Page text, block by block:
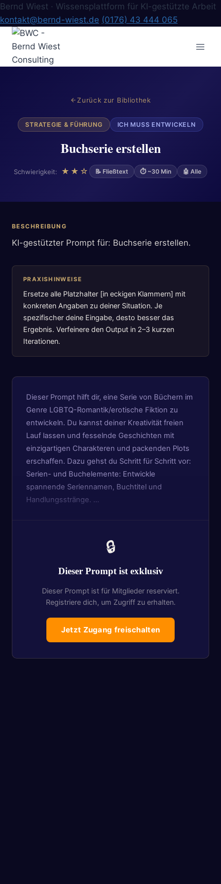
Bernd Wiest · Wissensplattform für KI-gestützte Arbeit
kontakt@bernd-wiest.de (0176) 43 444 065
Zum
Inhalt
springen
Zurück zur Bibliothek
STRATEGIE & FÜHRUNG ICH MUSS ENTWICKELN
Buchserie erstellen
Schwierigkeit: ★★☆ 📝 Fließtext ⏱ ~30 Min 🤖 Alle
BESCHREIBUNG
KI-gestützter Prompt für: Buchserie erstellen.
PRAXISHINWEISE
Ersetze alle Platzhalter [in eckigen Klammern] mit
konkreten Angaben zu deiner Situation. Je
spezifischer deine Eingabe, desto besser das
Ergebnis. Verfeinere den Output in 2–3 kurzen
Iterationen.
Dieser Prompt hilft dir, eine Serie von Büchern im
Genre LGBTQ-Romantik/erotische Fiktion zu
entwickeln. Du kannst deiner Kreativität freien
Lauf lassen und fesselnde Geschichten mit
einzigartigen Charakteren und packenden Plots
erschaffen. Dazu gehst du Schritt für Schritt vor:
Serien- und Buchelemente: Entwickle
spannende Seriennamen, Buchtitel und
Handlungsstränge. …
🔒
Dieser Prompt ist exklusiv
Dieser Prompt ist für Mitglieder reserviert.
Registriere dich, um Zugriff zu erhalten.
Jetzt Zugang freischalten